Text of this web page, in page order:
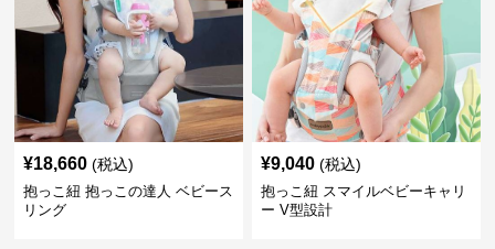
¥18,660 (税込)
抱っこ紐 抱っこの達人 ベビース
リング
¥9,040 (税込)
抱っこ紐 スマイルベビーキャリ
ー V型設計